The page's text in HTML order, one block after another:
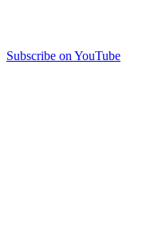
Subscribe on YouTube